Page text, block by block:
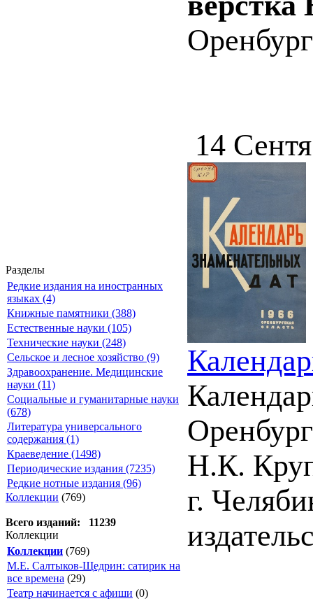
Разделы
Редкие издания на иностранных
языках (4)
Книжные памятники (388)
Естественные науки (105)
Технические науки (248)
Сельское и лесное хозяйство (9)
Здравоохранение. Медицинские
науки (11)
Социальные и гуманитарные науки
(678)
Литература универсального
содержания (1)
Краеведение (1498)
Периодические издания (7235)
Редкие нотные издания (96)
Коллекции (769)
Всего изданий: 11239
Коллекции
Коллекции (769)
М.Е. Салтыков-Щедрин: сатирик на
все времена (29)
Театр начинается с афиши (0)
14
Н.К.
г.